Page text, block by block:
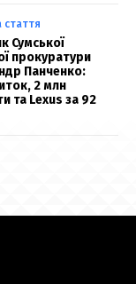
стаття
Сумської
прокуратури
Панченко:
2 млн
та Lexus за 92